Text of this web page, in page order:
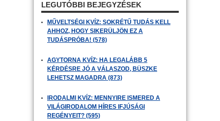
LEGUTÓBBI BEJEGYZÉSEK
MŰVELTSÉGI KVÍZ: SOKRÉTŰ TUDÁS KELL
AHHOZ, HOGY SIKERÜLJÖN EZ A
TUDÁSPRÓBA! (578)
AGYTORNA KVÍZ: HA LEGALÁBB 5
KÉRDÉSRE JÓ A VÁLASZOD, BÜSZKE
LEHETSZ MAGADRA (873)
IRODALMI KVÍZ: MENNYIRE ISMERED A
VILÁGIRODALOM HÍRES IFJÚSÁGI
REGÉNYEIT? (595)